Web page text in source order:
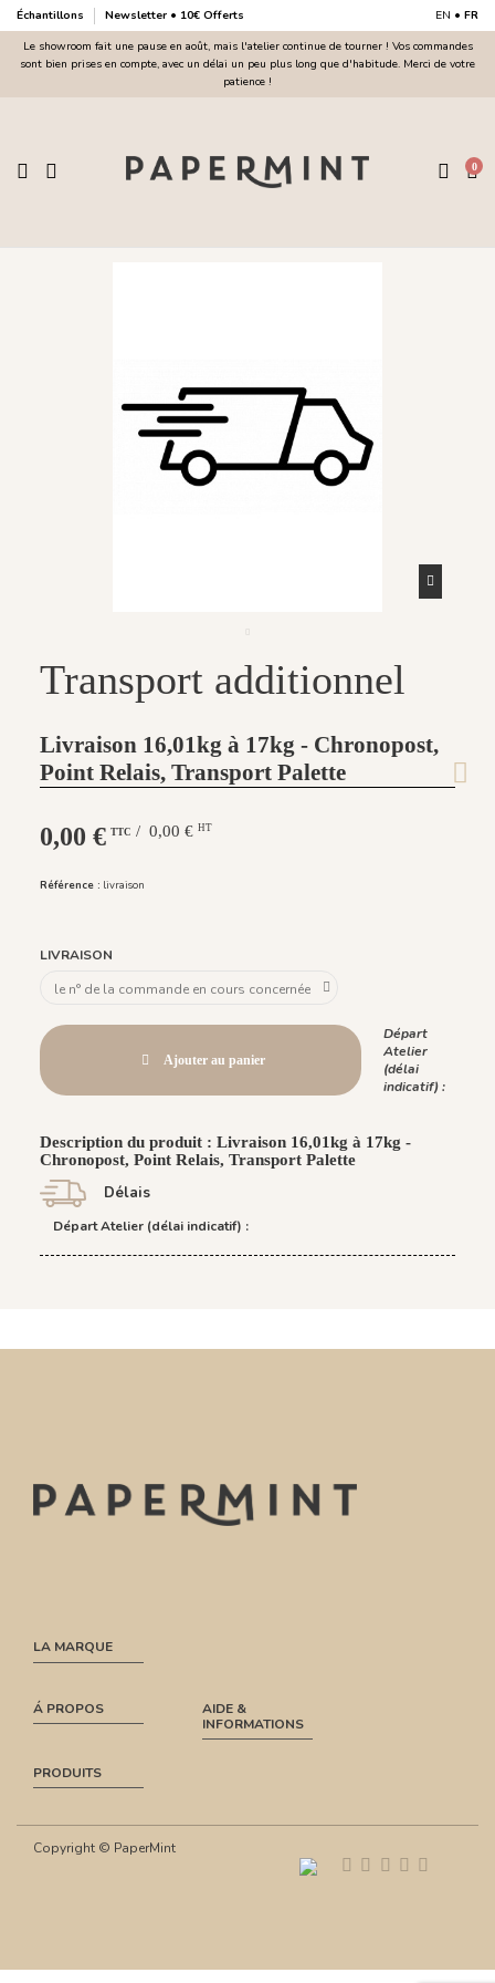
Échantillons Newsletter • 10€ Offerts EN • FR
Le showroom fait une pause en août, mais l'atelier continue de tourner ! Vos commandes
sont bien prises en compte, avec un délai un peu plus long que d'habitude. Merci de votre
patience !
0
Transport additionnel
Livraison 16,01kg à 17kg - Chronopost,
Point Relais, Transport Palette
0,00 € TTC / 0,00 € HT
Référence : livraison
LIVRAISON
Ajouter au panier
Départ
Atelier
(délai
indicatif) :
Description du produit : Livraison 16,01kg à 17kg -
Chronopost, Point Relais, Transport Palette
Délais
Départ Atelier (délai indicatif) :
LA MARQUE
Á PROPOS
AIDE &
INFORMATIONS
PRODUITS
Copyright © PaperMint